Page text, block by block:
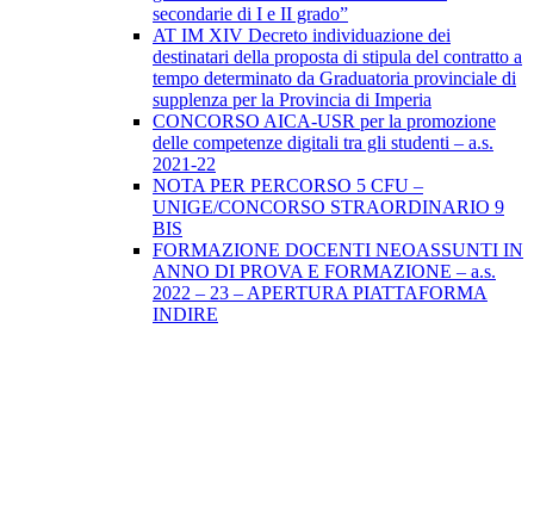
secondarie di I e II grado”
AT IM XIV Decreto individuazione dei
destinatari della proposta di stipula del contratto a
tempo determinato da Graduatoria provinciale di
supplenza per la Provincia di Imperia
CONCORSO AICA-USR per la promozione
delle competenze digitali tra gli studenti – a.s.
2021-22
NOTA PER PERCORSO 5 CFU –
UNIGE/CONCORSO STRAORDINARIO 9
BIS
FORMAZIONE DOCENTI NEOASSUNTI IN
ANNO DI PROVA E FORMAZIONE – a.s.
2022 – 23 – APERTURA PIATTAFORMA
INDIRE